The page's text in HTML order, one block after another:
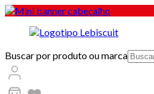
Buscar por produto ou marca